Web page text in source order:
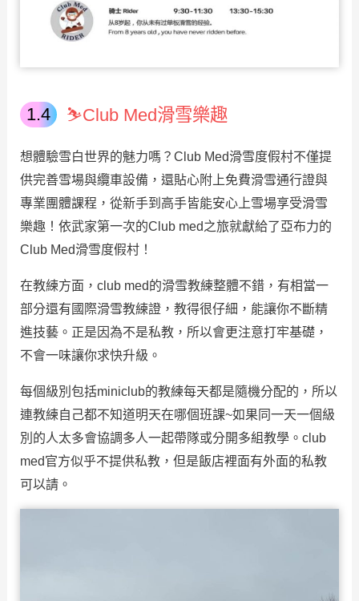
⛷️Club Med滑雪樂趣
想體驗雪白世界的魅力嗎？Club Med滑雪度假村不僅提
供完善雪場與纜車設備，還貼心附上免費滑雪通行證與
專業團體課程，從新手到高手皆能安心上雪場享受滑雪
樂趣！依武家第一次的Club med之旅就獻給了亞布力的
Club Med滑雪度假村！
在教練方面，club med的滑雪教練整體不錯，有相當一
部分還有國際滑雪教練證，教得很仔細，能讓你不斷精
進技藝。正是因為不是私教，所以會更注意打牢基礎，
不會一味讓你求快升級。
每個級別包括miniclub的教練每天都是隨機分配的，所以
連教練自己都不知道明天在哪個班課~如果同一天一個級
別的人太多會協調多人一起帶隊或分開多組教學。club
med官方似乎不提供私教，但是飯店裡面有外面的私教
可以請。